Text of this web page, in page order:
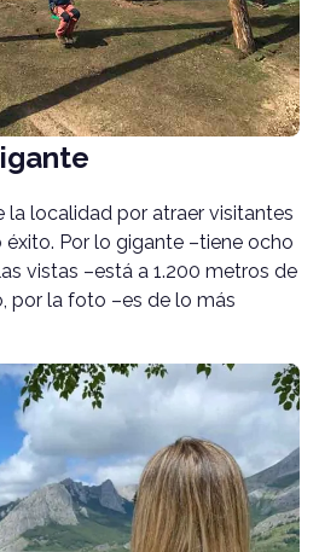
la localidad por atraer visitantes
Por lo gigante –tiene ocho
vistas –está a 1.200 metros de
por la foto –es de lo más